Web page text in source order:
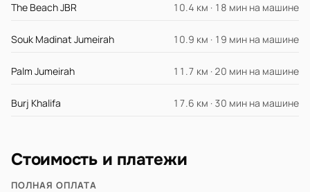
The Beach JBR 10.4 км · 18 мин на машине
Souk Madinat Jumeirah 10.9 км · 19 мин на машине
Palm Jumeirah 11.7 км · 20 мин на машине
Burj Khalifa 17.6 км · 30 мин на машине
Стоимость и платежи
ПОЛНАЯ ОПЛАТА